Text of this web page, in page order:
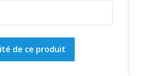
de ce produit